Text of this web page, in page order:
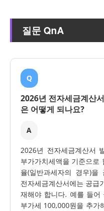
질문 QnA
Q
2026년 전자세금계산
은 어떻게 되나요?
A
2026년 전자세금계산서
부가가치세액을 기준으로
율(일반과세자의 경우)을
전자세금계산서에는 공급
재해야 합니다. 예를 들어
부가세 100,000원을 추가